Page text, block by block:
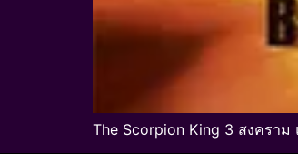
The Scorpion King 3 สงครา